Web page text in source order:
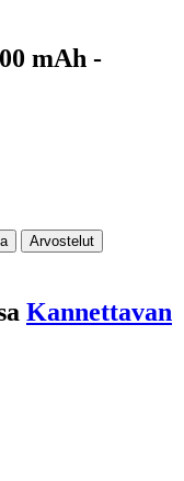
mAh -
Arvostelut
Kannettavan